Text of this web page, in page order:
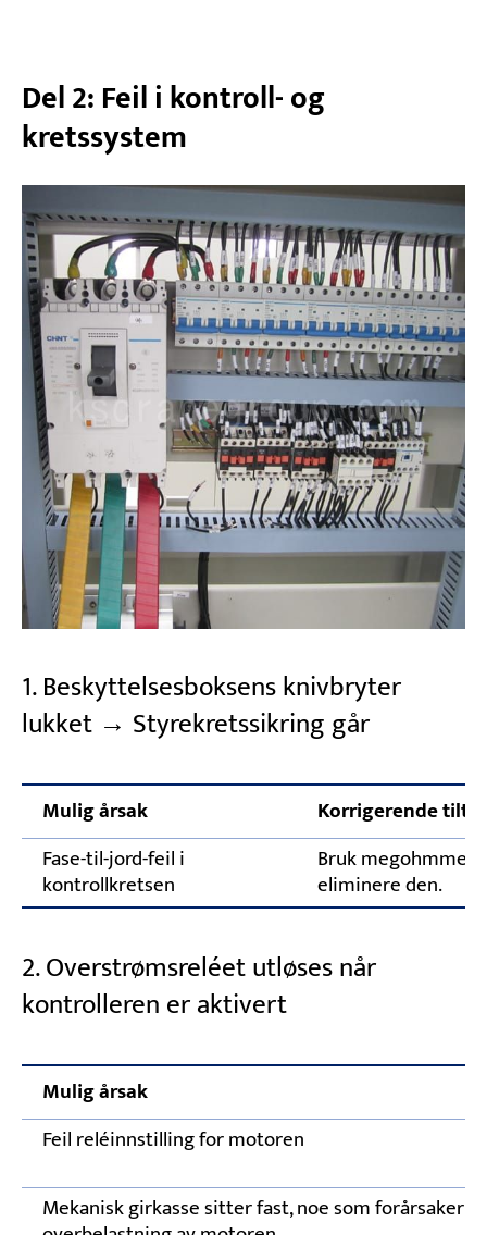
Del 2: Feil i kontroll- og
kretssystem
1. Beskyttelsesboksens knivbryter
lukket → Styrekretssikring går
Mulig årsak
Korrigerende
Fase-til-jord-feil i
kontrollkretsen
Bruk
eliminere den.
2. Overstrømsreléet utløses når
kontrolleren er aktivert
Mulig årsak
Feil reléinnstilling for motoren
Mekanisk girkasse sitter fast, noe som forårsaker